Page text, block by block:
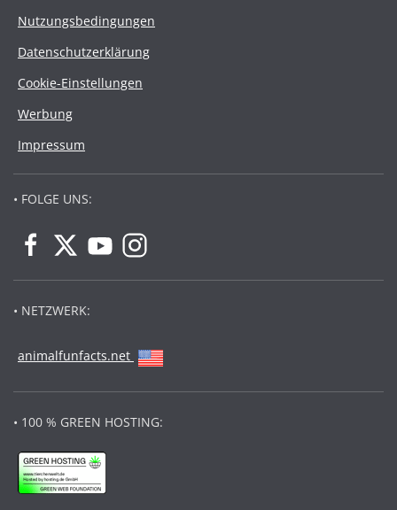
Nutzungsbedingungen
Datenschutzerklärung
Cookie-Einstellungen
Werbung
Impressum
• FOLGE UNS:
• NETZWERK:
animalfunfacts.net
• 100 % GREEN HOSTING: